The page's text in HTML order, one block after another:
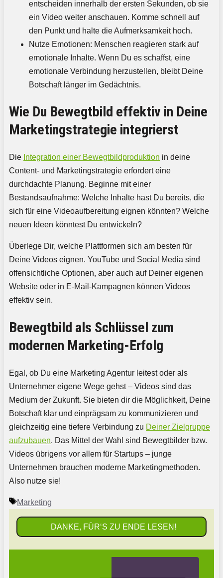
entscheiden innerhalb der ersten Sekunden, ob sie
ein Video weiter anschauen. Komme schnell auf
den Punkt und halte die Aufmerksamkeit hoch.
Nutze Emotionen: Menschen reagieren stark auf
emotionale Inhalte. Wenn Du es schaffst, eine
emotionale Verbindung herzustellen, bleibt Deine
Botschaft länger im Gedächtnis.
Wie Du Bewegtbild effektiv in Deine
Marketingstrategie integrierst
Die Integration einer Bewegtbildproduktion in deine
Content- und Marketingstrategie erfordert eine
durchdachte Planung. Beginne mit einer
Bestandsaufnahme: Welche Inhalte hast Du bereits, die
sich für eine Videoaufbereitung eignen könnten? Welche
neuen Ideen könntest Du entwickeln?
Überlege Dir, welche Plattformen sich am besten für
Deine Videos eignen. YouTube und Social Media sind
offensichtliche Optionen, aber auch auf Deiner eigenen
Website oder in E-Mail-Kampagnen können Videos
effektiv sein.
Bewegtbild als Schlüssel zum
modernen Marketing-Erfolg
Egal, ob Du eine Marketing Agentur leitest oder als
Unternehmer eigene Wege gehst – Videos sind das
Medium der Zukunft. Sie bieten dir die Möglichkeit, Deine
Botschaft klar und einprägsam zu kommunizieren und
gleichzeitig eine tiefere Verbindung zu Deiner Zielgruppe
aufzubauen. Das Mittel der Wahl sind Bewegtbilder bzw.
Videos übrigens vor allem für Startups – junge
Unternehmen brauchen moderne Marketingmethoden.
Also nutze sie!
Schlagwörter
Marketing
DANKE, FÜR‘S ZU ENDE LESEN!